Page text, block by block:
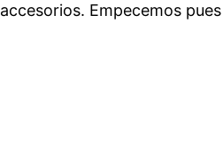
accesorios. Empecemos